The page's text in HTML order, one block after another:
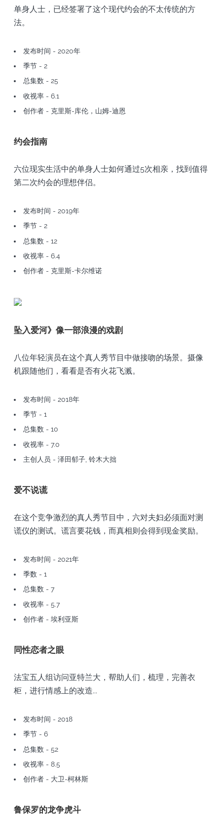
单身人士，已经签署了这个现代约会的不太传统的方
法。
发布时间 - 2020年
季节 - 2
总集数 - 25
收视率 - 6.1
创作者 - 克里斯-库伦，山姆-迪恩
约会指南
六位现实生活中的单身人士如何通过5次相亲，找到值得
第二次约会的理想伴侣。
发布时间 - 2019年
季节 - 2
总集数 - 12
收视率 - 6.4
创作者 - 克里斯-卡尔维诺
坠入爱河》像一部浪漫的戏剧
八位年轻演员在这个真人秀节目中做接吻的场景。摄像
机跟随他们，看看是否有火花飞溅。
发布时间 - 2018年
季节 - 1
总集数 - 10
收视率 - 7.0
主创人员 - 泽田郁子, 铃木大拙
爱不说谎
在这个竞争激烈的真人秀节目中，六对夫妇必须面对测
谎仪的测试。谎言要花钱，而真相则会得到现金奖励。
发布时间 - 2021年
季数 - 1
总集数 - 7
收视率 - 5.7
创作者 - 埃利亚斯
同性恋者之眼
法宝五人组访问亚特兰大，帮助人们，梳理，完善衣
柜，进行情感上的改造...
发布时间 - 2018
季节 - 6
总集数 - 52
收视率 - 8.5
创作者 - 大卫-柯林斯
鲁保罗的龙争虎斗